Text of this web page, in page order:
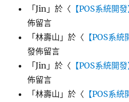
「Jin 」於〈 【POS系統開
佈留言
「林壽山 」於〈 【POS系
發佈留言
「Jin 」於〈 【POS系統開
佈留言
「林壽山 」於〈 【POS系